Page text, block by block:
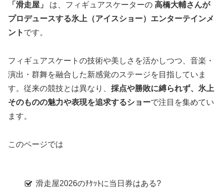
「滑走屋」 は、フィギュアスケーターの 高橋大輔さんが
プロデュースする氷上（アイスショー）エンターテインメ
ント です。
フィギュアスケートの技術や美しさを活かしつつ、音楽・
演出・群舞を融合した新感覚のステージを目指していま
す。従来の競技とは異なり、 採点や勝敗に縛られず、氷上
そのものの魅力や表現を追求するショーで注目を集めてい
ます。
このページでは
滑走屋2026のﾁｹｯﾄに当日券はある?